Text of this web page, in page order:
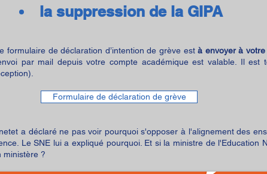
la suppression de la GIPA
formulaire de déclaration d’intention de grève està envoyer à votre
par mail depuis votre compte académique est valable. Il est
Formulaire de déclaration de grève
a déclaré ne pas voir pourquoi s'opposer à l'alignement des
Le SNE lui a expliqué pourquoi. Et si la ministre de l'Education
ministère ?